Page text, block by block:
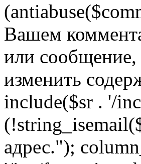
Вашем
или сообщение,
изменить
include($sr . '/
адрес.");